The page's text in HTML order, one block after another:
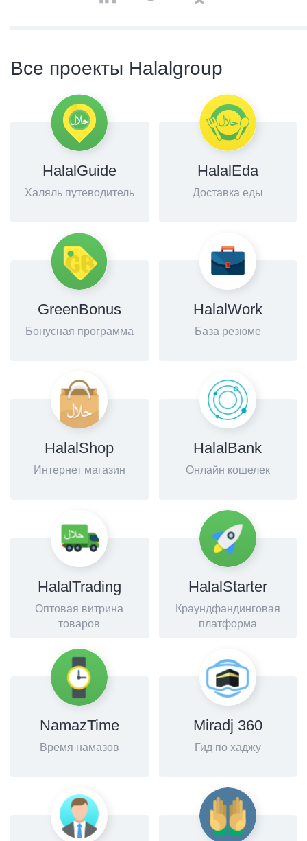
Все проекты Halalgroup
HalalGuide
Халяль путеводитель
HalalEda
Доставка еды
GreenBonus
Бонусная программа
HalalWork
База резюме
HalalShop
Интернет магазин
HalalBank
Онлайн кошелек
HalalTrading
Оптовая витрина
товаров
HalalStarter
Краундфандинговая
платформа
NamazTime
Время намазов
Miradj 360
Гид по хаджу